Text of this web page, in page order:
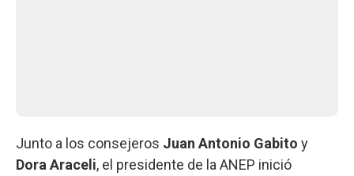
Junto a los consejeros Juan Antonio Gabito y
Dora Araceli, el presidente de la ANEP inició